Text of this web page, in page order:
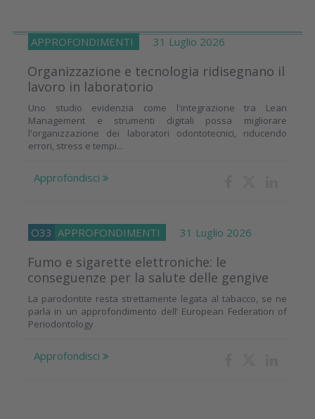
APPROFONDIMENTI 31 Luglio 2026
Organizzazione e tecnologia ridisegnano il
lavoro in laboratorio
Uno studio evidenzia come l'integrazione tra Lean
Management e strumenti digitali possa migliorare
l'organizzazione dei laboratori odontotecnici, riducendo
errori, stress e tempi...
Approfondisci
O33 APPROFONDIMENTI 31 Luglio 2026
Fumo e sigarette elettroniche: le
conseguenze per la salute delle gengive
La parodontite resta strettamente legata al tabacco, se ne
parla in un approfondimento dell’ European Federation of
Periodontology
Approfondisci